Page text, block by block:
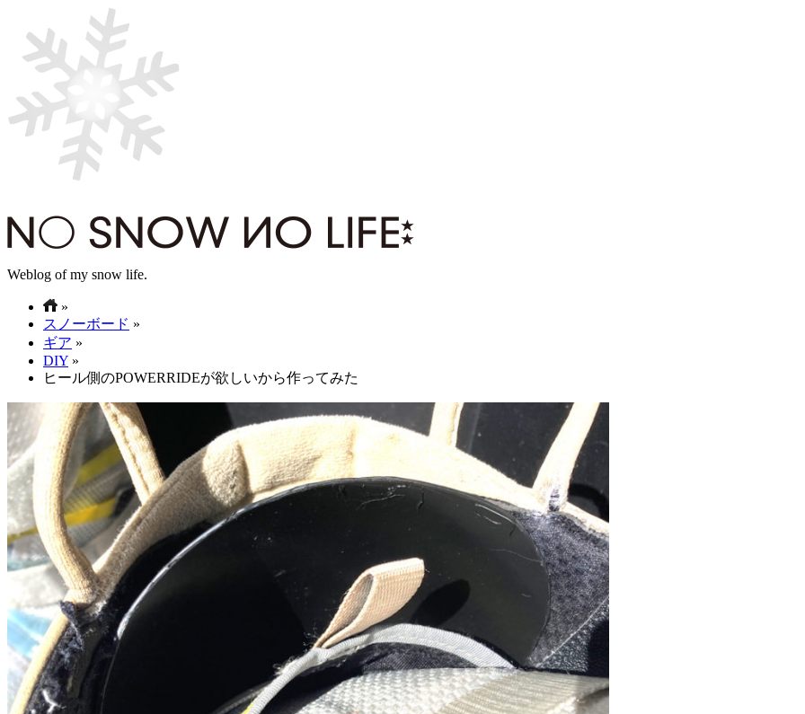
Weblog of my snow life.
»
スノーボード »
ギア »
DIY »
ヒール側のPOWERRIDEが欲しいから作ってみた